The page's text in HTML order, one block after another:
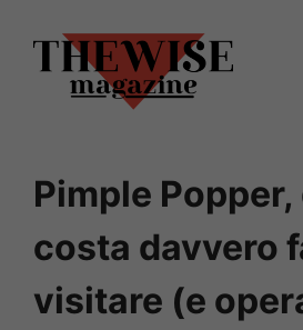
contenuto
Pimple
costa davvero
visitare (e